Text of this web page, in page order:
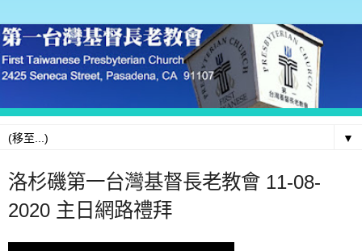
▼
洛杉磯第一台灣基督長老教會 11-08-
2020 主日網路禮拜